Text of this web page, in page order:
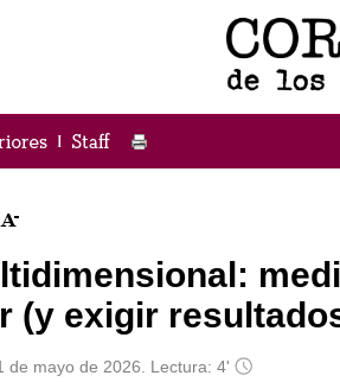
(y exigir
de mayo de 2026. Lectura: 4'